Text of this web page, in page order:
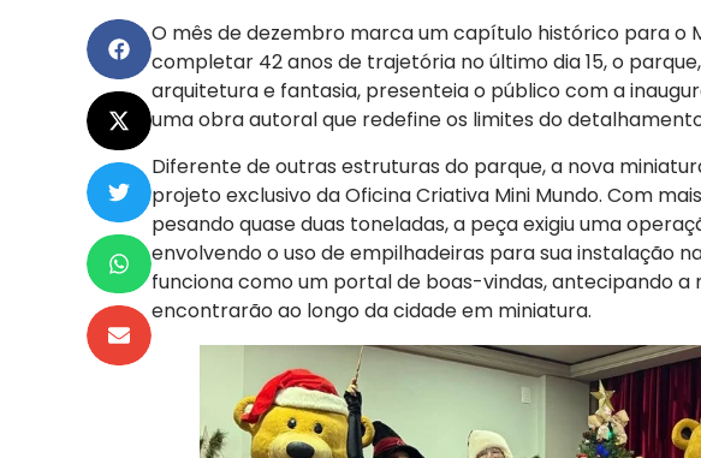
O mês de dezembro marca um capítulo histórico para o
completar 42 anos de trajetória no último dia 15, o
arquitetura e fantasia, presenteia o público com a
uma obra autoral que redefine os limites do
Diferente de outras estruturas do parque, a nova
projeto exclusivo da Oficina Criativa Mini Mundo. Com
pesando quase duas toneladas, a peça exigiu uma
envolvendo o uso de empilhadeiras para sua instalação
funciona como um portal de boas-vindas, antecipando a
encontrarão ao longo da cidade em miniatura.